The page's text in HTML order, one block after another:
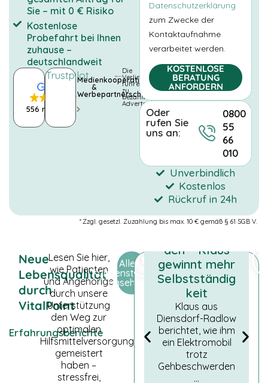
Sie – mit 0 € Risiko
Kostenlose
Probefahrt bei Ihnen
zuhause –
deutschlandweit
556 reviews
TrustpilotMedienkooperationen
&
Werbepartnerschaften
Die
Verlinkungen
führen
zu
bezahlten
Advertorials.
Datenschutzerklärung
zum Zwecke der
Kontaktaufnahme
verarbeitet werden.
KOSTENLOSE
BERATUNG
ANFORDERN
Oder
rufen Sie
uns an:
0800
55
66
010
Unverbindlich
Kostenlos
Rückruf in 24h
* Zzgl. gesetzl. Zuzahlung bis max. 10 € gemäß § 61 SGB V.
Erfahrungsberichte
Neue
Lebensqualität
durch
VitalPoint
Lesen Sie hier,
wie Patienten
und Angehörige
durch unsere
Unterstützung
den Weg zur
optimalen
Hilfsmittelversorgung
gemeistert
haben –
stressfrei,
Alle
Kundenstimmen
ansehen
Elektromobil
bei
den – Klaus
gewinnt mehr
Selbstständig
keit
Klaus aus
Diensdorf-Radlow
berichtet, wie ihm
ein Elektromobil
trotz
Gehbeschwerden
…
NOTWENDIGE
COOKIES
Diese Cookies
sind nicht
optional. Es
werden
standardmäßig
nur solche
Cookies
DSGVO
entsprechen.
STATISTIKEN
Damit wir die
Funktionalität
und die
Struktur der